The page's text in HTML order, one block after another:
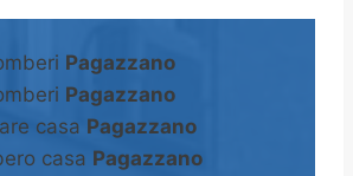
Pagazzano
Pagazzano
casa Pagazzano
casa Pagazzano